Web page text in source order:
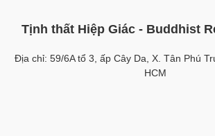
Tịnh thất Hiệp Giác - Buddhist
Địa chỉ: 59/6A tổ 3, ấp Cây Da, X. Tân Phú
HCM